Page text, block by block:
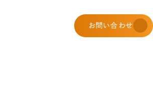
お問い合わせ